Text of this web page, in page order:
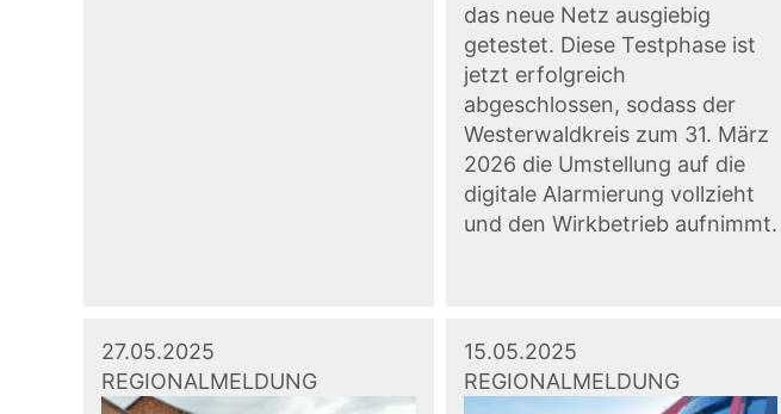
das neue Netz ausgiebig
getestet. Diese Testphase ist
jetzt erfolgreich
abgeschlossen, sodass der
Westerwaldkreis zum 31. März
2026 die Umstellung auf die
digitale Alarmierung vollzieht
und den Wirkbetrieb aufnimmt.
27.05.2025
REGIONALMELDUNG
15.05.2025
REGIONALMELDUNG